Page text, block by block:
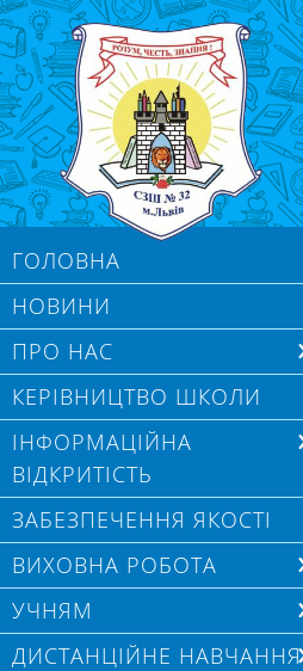
ГОЛОВНА
НОВИНИ
ПРО НАС
КЕРІВНИЦТВО ШКОЛИ
ІНФОРМАЦІЙНА
ВІДКРИТІСТЬ
ЗАБЕЗПЕЧЕННЯ ЯКОСТІ
ВИХОВНА РОБОТА
УЧНЯМ
ДИСТАНЦІЙНЕ НАВЧАННЯ